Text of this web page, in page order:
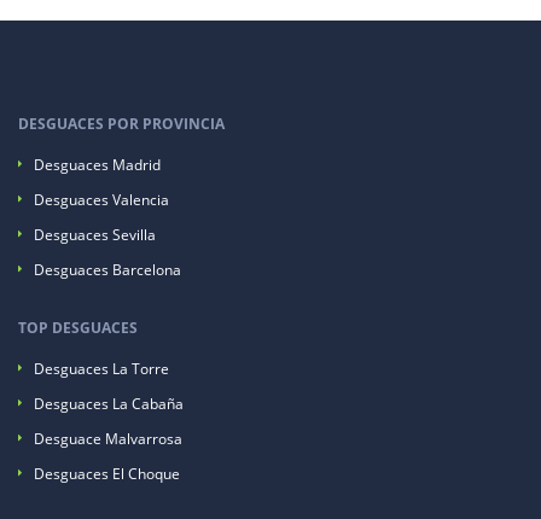
DESGUACES POR PROVINCIA
Desguaces Madrid
Desguaces Valencia
Desguaces Sevilla
Desguaces Barcelona
TOP DESGUACES
Desguaces La Torre
Desguaces La Cabaña
Desguace Malvarrosa
Desguaces El Choque